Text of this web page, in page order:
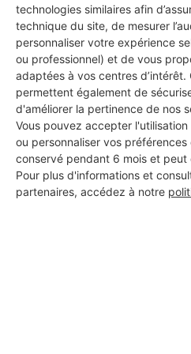
technologies similaires afin
technique du site, de mesurer
personnaliser votre expérience
ou professionnel) et de vous
adaptées à vos centres d’intérêt.
permettent également de
d'améliorer la pertinence de nos
Vous pouvez accepter
ou personnaliser vos
conservé pendant 6 mois et
Pour plus d'informations et
partenaires, accédez à notre
Les 1 autres
d'alarmes pour
Ag Elec